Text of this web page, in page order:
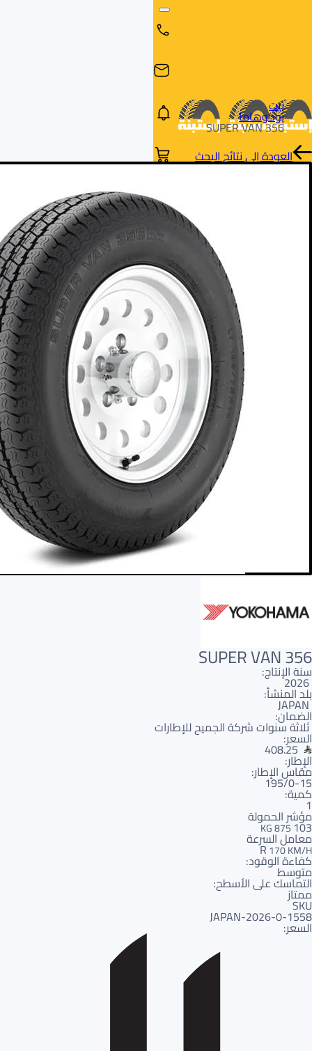
البحث
بالمقاس
حسب
العلامة
التجارية
بيت
يوكوهاما
SUPER VAN 356
العودة إلى نتائج البحث
SUPER VAN 356
سنة الإنتاج:
2026
بلد المنشأ:
JAPAN
الضمان:
ثلاثة سنوات شركة الجميح للإطارات
السعر:
408.25
الإطار:
مقاس الإطار:
195/0-15
كمية:
1
مؤشر الحمولة
103
875 KG
معامل السرعة
R170 KM/H
كفاءة الوقود:
متوسط
التماسك على الأسطح:
ممتاز
SKU
1558-JAPAN-2026-0
السعر: